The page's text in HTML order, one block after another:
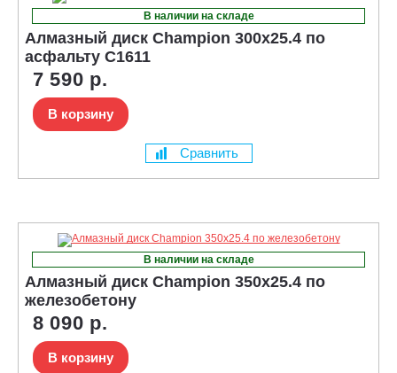
В наличии на складе
Алмазный диск Champion 300x25.4 по
асфальту C1611
7 590 р.
В корзину
Сравнить
В наличии на складе
Алмазный диск Champion 350x25.4 по
железобетону
8 090 р.
В корзину